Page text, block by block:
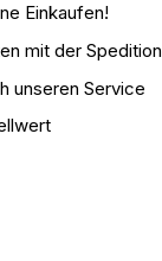
Einkaufen!
mit der Spedition
unseren Service